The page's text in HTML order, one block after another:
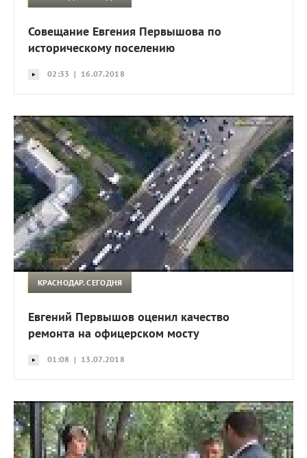
Совещание Евгения Первышова по
историческому поселению
02:33 | 16.07.2018
КРАСНОДАР. СЕГОДНЯ
Евгений Первышов оценил качество
ремонта на офицерском мосту
01:08 | 13.07.2018